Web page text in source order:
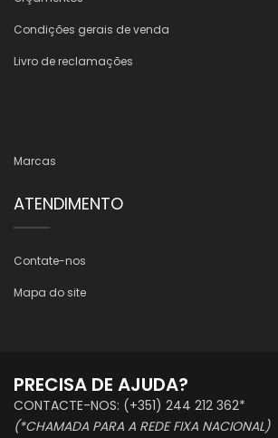
Condições gerais de venda
Livro de reclamações
Marcas
ATENDIMENTO
Contate-nos
Mapa do site
PRECISA DE AJUDA?
CONTACTE-NOS: (+351) 244 212 362*
(*CHAMADA PARA A REDE FIXA NACIONAL)